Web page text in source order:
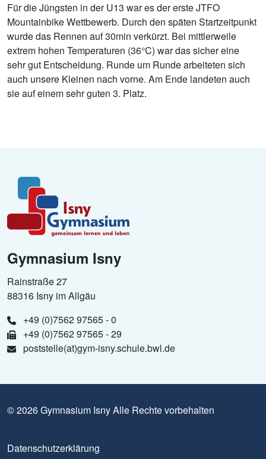
Für die Jüngsten in der U13 war es der erste JTFO
Mountainbike Wettbewerb. Durch den späten Startzeitpunkt
wurde das Rennen auf 30min verkürzt. Bei mittlerweile
extrem hohen Temperaturen (36°C) war das sicher eine
sehr gut Entscheidung. Runde um Runde arbeiteten sich
auch unsere Kleinen nach vorne. Am Ende landeten auch
sie auf einem sehr guten 3. Platz.
Gymnasium Isny
Rainstraße 27
88316 Isny im Allgäu
+49 (0)7562 97565 - 0
+49 (0)7562 97565 - 29
poststelle(at)gym-isny.schule.bwl.de
© 2026 Gymnasium Isny Alle Rechte vorbehalten
Datenschutzerklärung